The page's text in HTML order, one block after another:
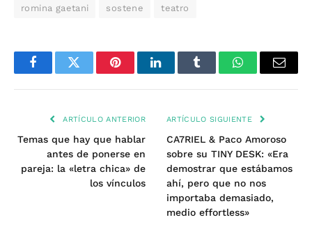
romina gaetani sostene teatro
FacebookTwitter PinterestLinkedInTumblr WhatsAppEmail
ARTÍCULO ANTERIOR
Temas que hay que hablar
antes de ponerse en
pareja: la «letra chica» de
los vínculos
ARTÍCULO SIGUIENTE
CA7RIEL & Paco Amoroso
sobre su TINY DESK: «Era
demostrar que estábamos
ahí, pero que no nos
importaba demasiado,
medio effortless»